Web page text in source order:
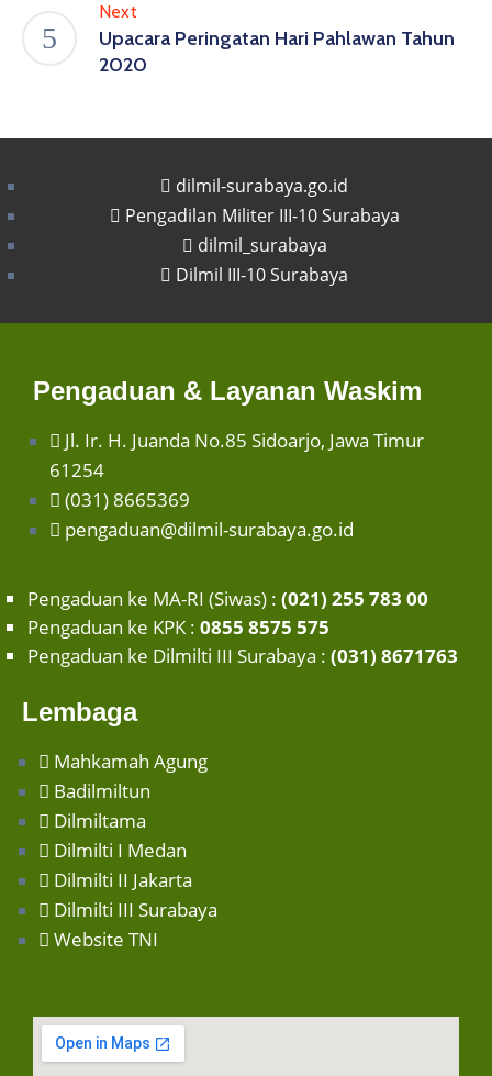
Next
Upacara Peringatan Hari Pahlawan Tahun
2020
dilmil-surabaya.go.id
Pengadilan Militer III-10 Surabaya
dilmil_surabaya
Dilmil III-10 Surabaya
Pengaduan & Layanan Waskim
Jl. Ir. H. Juanda No.85 Sidoarjo, Jawa Timur
61254
(031) 8665369
pengaduan@dilmil-surabaya.go.id
Pengaduan ke MA-RI (Siwas) : (021) 255 783 00
Pengaduan ke KPK : 0855 8575 575
Pengaduan ke Dilmilti III Surabaya : (031) 8671763
Lembaga
Mahkamah Agung
Badilmiltun
Dilmiltama
Dilmilti I Medan
Dilmilti II Jakarta
Dilmilti III Surabaya
Website TNI